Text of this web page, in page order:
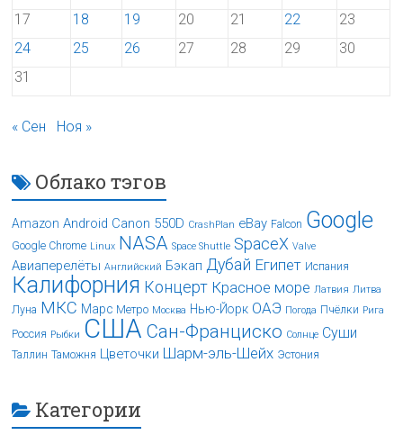
17
18 19 20 21 22
23
24
25 26 27 28 29
30
31
« Сен Ноя »
Облако тэгов
Amazon Android Canon 550D CrashPlan eBay Falcon Google
Google Chrome Linux NASA Space Shuttle SpaceX Valve
Авиаперелёты Английский Бэкап Дубай Египет Испания
Калифорния Концерт Красное море Латвия Литва
Луна МКС Марс Метро Москва Нью-Йорк ОАЭ Погода Пчёлки Рига
Россия Рыбки США Сан-Франциско Солнце Суши
Таллин Таможня Цветочки Шарм-эль-Шейх Эстония
Категории